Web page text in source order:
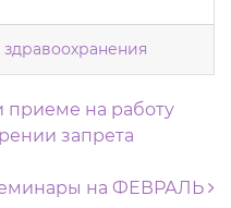
приеме на работу
запрета
на ФЕВРАЛЬ